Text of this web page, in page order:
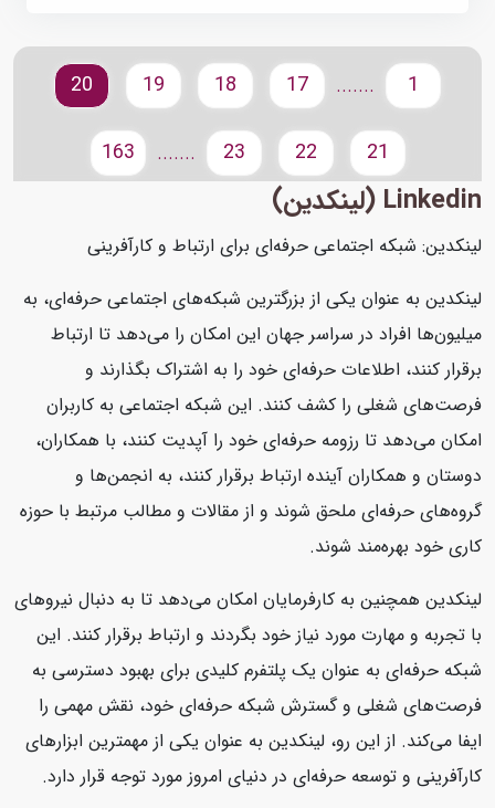
.......
17
18
19
20
21
22
23
.......
163
Linkedin (لینکدین)
لینکدین: شبکه اجتماعی حرفه‌ای برای ارتباط و کارآفرینی
لینکدین به عنوان یکی از بزرگترین شبکه‌های اجتماعی حرفه‌ای، به
میلیون‌ها افراد در سراسر جهان این امکان را می‌دهد تا ارتباط
برقرار کنند، اطلاعات حرفه‌ای خود را به اشتراک بگذارند و
فرصت‌های شغلی را کشف کنند. این شبکه اجتماعی به کاربران
امکان می‌دهد تا رزومه حرفه‌ای خود را آپدیت کنند، با همکاران،
دوستان و همکاران آینده ارتباط برقرار کنند، به انجمن‌ها و
گروه‌های حرفه‌ای ملحق شوند و از مقالات و مطالب مرتبط با حوزه
کاری خود بهره‌مند شوند.
لینکدین همچنین به کارفرمایان امکان می‌دهد تا به دنبال نیروهای
با تجربه و مهارت مورد نیاز خود بگردند و ارتباط برقرار کنند. این
شبکه حرفه‌ای به عنوان یک پلتفرم کلیدی برای بهبود دسترسی به
فرصت‌های شغلی و گسترش شبکه حرفه‌ای خود، نقش مهمی را
ایفا می‌کند. از این رو، لینکدین به عنوان یکی از مهمترین ابزارهای
کارآفرینی و توسعه حرفه‌ای در دنیای امروز مورد توجه قرار دارد.